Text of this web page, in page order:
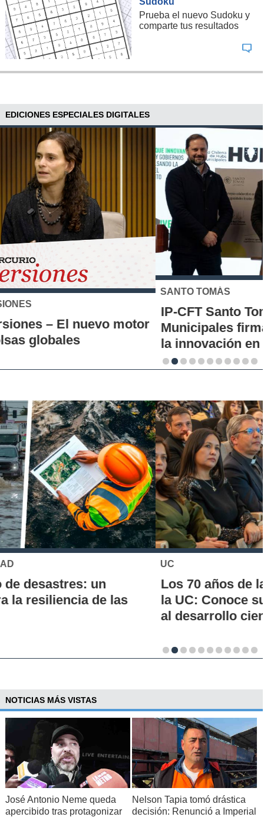
Prueba el nuevo Sudoku y
comparte tus resultados
EDICIONES ESPECIALES DIGITALES
SANTO TOMÁS
IP-CFT Santo Tomás y Red de Hubs
Municipales firman alianza para impulsar
la innovación en los territorios
UC
Los 70 años de la Carrera de Química de
la UC: Conoce su historia, hitos y aporte
al desarrollo científico del país
NOTICIAS MÁS VISTAS
José Antonio Neme queda
apercibido tras protagonizar
Nelson Tapia tomó drástica
decisión: Renunció a Imperial